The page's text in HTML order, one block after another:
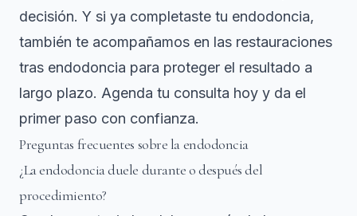
decisión. Y si ya completaste tu endodoncia,
también te acompañamos en las restauraciones
tras endodoncia para proteger el resultado a
largo plazo. Agenda tu consulta hoy y da el
primer paso con confianza.
Preguntas frecuentes sobre la endodoncia
¿La endodoncia duele durante o después del
procedimiento?